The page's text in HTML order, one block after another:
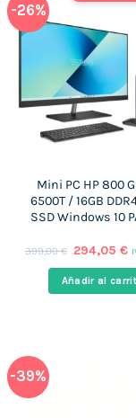
-26%
Mini PC HP 800
6500T / 16GB
SSD Windows 10
399,00€ El
original
era:
294,05€
Añadir al
-39%